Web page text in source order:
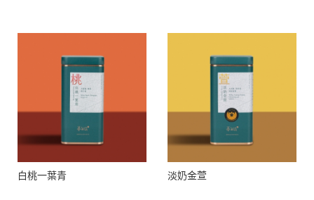
白桃一葉青 淡奶金萱